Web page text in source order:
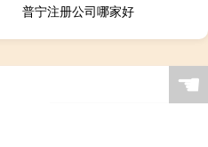
普宁注册公司哪家好
☚